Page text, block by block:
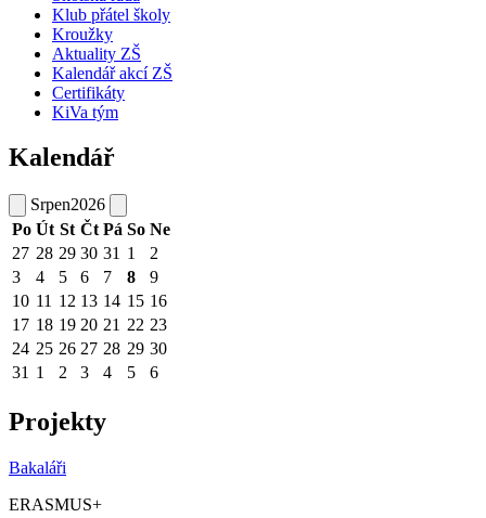
Klub přátel školy
Kroužky
Aktuality ZŠ
Kalendář akcí ZŠ
Certifikáty
KiVa tým
Kalendář
Srpen2026
Po Út St Čt Pá So Ne
27 28 29 30 31 1
2
3
4 5 6 7 8
9
10 11 12 13 14 15 16
17 18 19 20 21 22 23
24 25 26 27 28 29 30
31 1 2 3 4 5 6
Projekty
Bakaláři
ERASMUS+